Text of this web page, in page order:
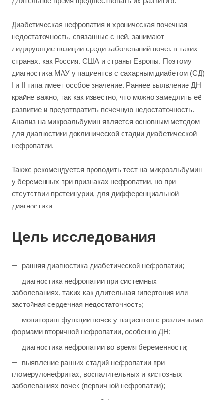
Диабетическая нефропатия и хроническая почечная
недостаточность, связанные с ней, занимают
лидирующие позиции среди заболеваний почек в таких
странах, как Россия, США и страны Европы. Поэтому
диагностика МАУ у пациентов с сахарным диабетом (СД)
I и II типа имеет особое значение. Раннее выявление ДН
крайне важно, так как известно, что можно замедлить её
развитие и предотвратить почечную недостаточность.
Анализ на микроальбумин является основным методом
для диагностики доклинической стадии диабетической
нефропатии.
Также рекомендуется проводить тест на микроальбумин
у беременных при признаках нефропатии, но при
отсутствии протеинурии, для дифференциальной
диагностики.
Цель исследования
ранняя диагностика диабетической нефропатии;
диагностика нефропатии при системных
заболеваниях, таких как длительная гипертония или
застойная сердечная недостаточность;
мониторинг функции почек у пациентов с различными
формами вторичной нефропатии, особенно ДН;
диагностика нефропатии во время беременности;
выявление ранних стадий нефропатии при
гломерулонефритах, воспалительных и кистозных
заболеваниях почек (первичной нефропатии);